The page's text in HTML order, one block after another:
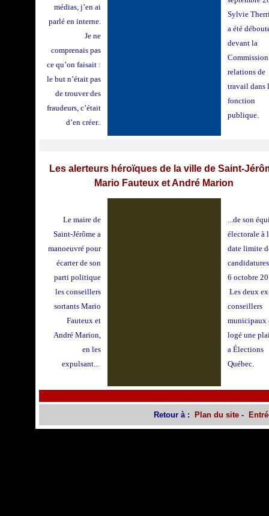
médias, j’en ai
parlé en interne.
Je ne
comprenais pas
ce qu’on faisait :
le but n’était pas
de trouver des
fraudeurs, c’était
d’en créer..
Sylvie
a été
devant la
Commission
relations de
travail dans
fonction
publique.
Les alerteurs héroïques de la ville de Saint-
Mario Fauteux et André Marion
Le maire de
Saint-Jérôme a
manoeuvré pour
écarter de son
parti politique
les conseillers
sortants Mario
Fauteux et
André Marion,
en les
expulsant...
...de son
électorale à
date limite
6 octobre
Les deux
conseillers
municipaux
logé une
a Élections
Québec.
Retour à : Plan du site -